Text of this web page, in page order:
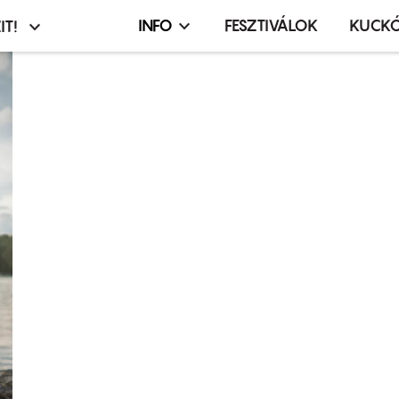
Infó,
INFO FESZTIVÁLOK